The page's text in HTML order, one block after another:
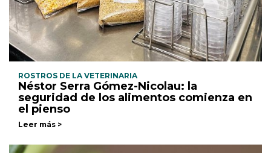
ROSTROS DE LA VETERINARIA
Néstor Serra Gómez-Nicolau: la
seguridad de los alimentos comienza en
el pienso
Leer más >